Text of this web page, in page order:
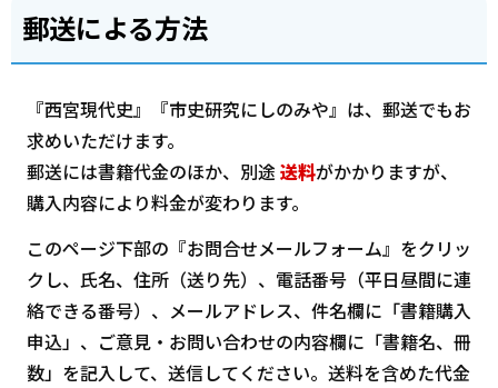
郵送による方法
『西宮現代史』『市史研究にしのみや』は、郵送でもお
求めいただけます。
郵送には書籍代金のほか、別途 送料がかかりますが、
購入内容により料金が変わります。
このページ下部の『お問合せメールフォーム』をクリッ
クし、氏名、住所（送り先）、電話番号（平日昼間に連
絡できる番号）、メールアドレス、件名欄に「書籍購入
申込」、ご意見・お問い合わせの内容欄に「書籍名、冊
数」を記入して、送信してください。送料を含めた代金